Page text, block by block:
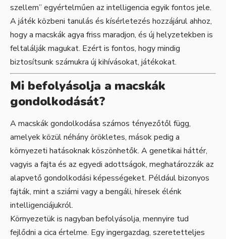
szellem” egyértelműen az intelligencia egyik fontos jele.
A játék közbeni tanulás és kísérletezés hozzájárul ahhoz,
hogy a macskák agya friss maradjon, és új helyzetekben is
feltalálják magukat. Ezért is fontos, hogy mindig
biztosítsunk számukra új kihívásokat, játékokat.
Mi befolyásolja a macskák
gondolkodását?
A macskák gondolkodása számos tényezőtől függ,
amelyek közül néhány örökletes, mások pedig a
környezeti hatásoknak köszönhetők. A genetikai háttér,
vagyis a fajta és az egyedi adottságok, meghatározzák az
alapvető gondolkodási képességeket. Például bizonyos
fajták, mint a sziámi vagy a bengáli, híresek élénk
intelligenciájukról.
Környezetük is nagyban befolyásolja, mennyire tud
fejlődni a cica értelme. Egy ingergazdag, szeretetteljes